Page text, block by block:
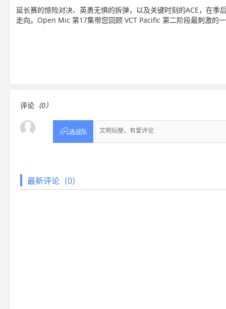
延长赛的惊险对决、英勇无惧的拆弹，以及关键时刻的ACE，在
走向。Open Mic 第17集带您回顾 VCT Pacific 第二阶段最刺激的
评论 （0）
选战队
最新评论（0）